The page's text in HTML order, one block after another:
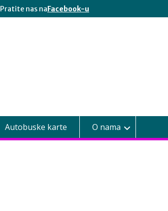
Pratite nas naFacebook-u
Autobuske karte O nama